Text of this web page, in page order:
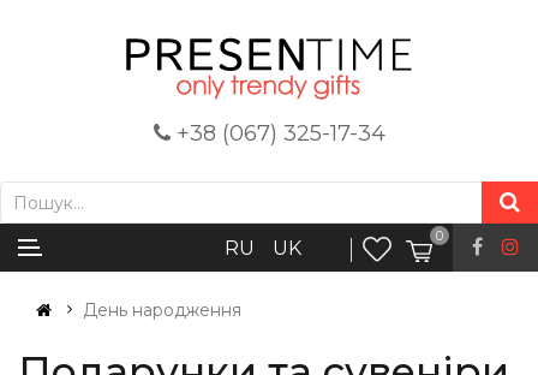
+38 (067) 325-17-34
RU UK
0
День народження